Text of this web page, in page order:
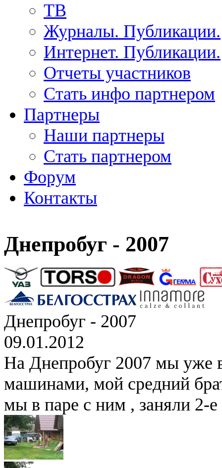
ТВ
Журналы. Публикации.
Интернет. Публикации.
Отчеты участников
Стать инфо партнером
Партнеры
Наши партнеры
Стать партнером
Форум
Контакты
Днепробуг - 2007
Днепробуг - 2007
09.01.2012
На Днепробуг 2007 мы уже
машинами, мой средний
мы в паре с ним , заняли 2-